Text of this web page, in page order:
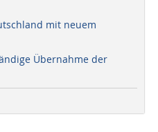
mit neuem
Übernahme der